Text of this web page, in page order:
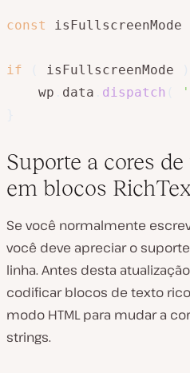
const isFullscreenMode
if isFullscreenMode
	wp
data dispatch
Suporte a cores
em blocos
Se você normalmente
você deve apreciar o
linha. Antes desta
codificar blocos de texto
modo HTML para mudar a
strings.